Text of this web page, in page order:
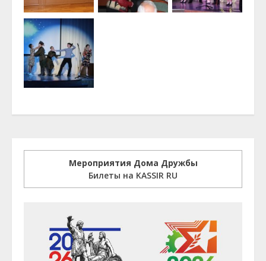
Мероприятия Дома Дружбы
Билеты на KASSIR RU